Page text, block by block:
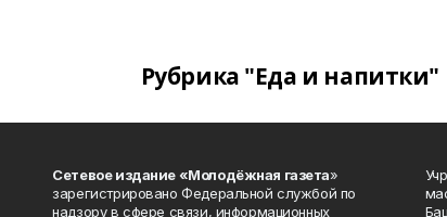
Рубрика "Еда и напитки"
Сетевое издание «Молодёжная газета»
зарегистрировано Федеральной службой по
надзору в сфере связи, информационных